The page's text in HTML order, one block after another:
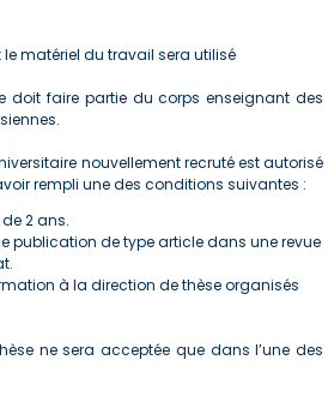
matériel du travail sera utilisé
doit faire partie du corps enseignant des
nouvellement recruté est autorisé
rempli une des conditions suivantes :
2 ans.
publication de type article dans une revue
à la direction de thèse organisés
ne sera acceptée que dans l’une des